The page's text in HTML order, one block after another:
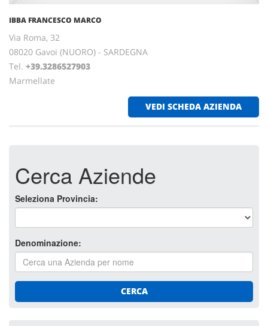
IBBA FRANCESCO MARCO
Via Roma, 32
08020 Gavoi (NUORO) - SARDEGNA
Tel. +39.3286527903
Marmellate
VEDI SCHEDA AZIENDA
Cerca Aziende
Seleziona Provincia:
Denominazione:
CERCA